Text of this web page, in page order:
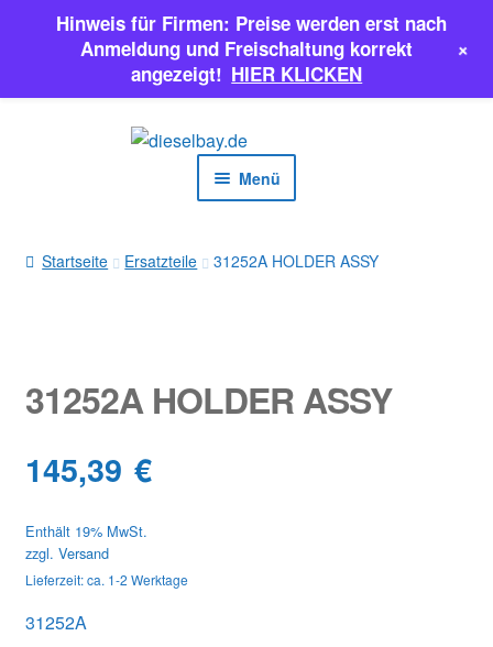
Menü
SALE
Classic Parts
Startseite Ersatzteile 31252A HOLDER ASSY
31252A HOLDER ASSY
145,39 €
Enthält 19% MwSt.
zzgl. Versand
Lieferzeit: ca. 1-2 Werktage
31252A
Hinweis für Firmen: Preise werden erst nach
Anmeldung und Freischaltung korrekt
angezeigt! HIER KLICKEN
+